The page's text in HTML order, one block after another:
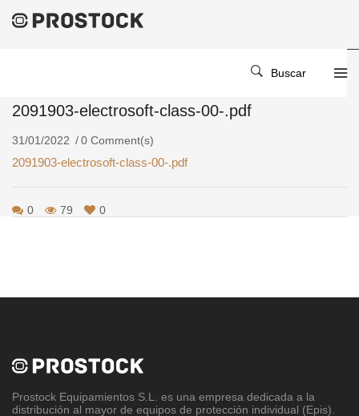
Buscar
2091903-electrosoft-class-00-.pdf
31/01/2022 0 Comment(s)
2091903-electrosoft-class-00-.pdf
0 79 0
Prostock Equipamientos S.L
. es una empresa dedicada a la
distribución al mayor de equipos de protección individual (Epis).